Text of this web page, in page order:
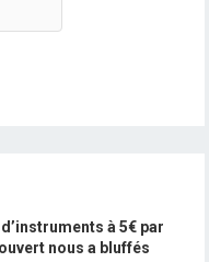
à 5€ par
nous a bluffés